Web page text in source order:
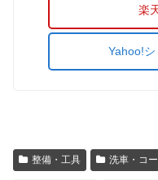
楽
Yahoo!
整備・工具 洗車・コ